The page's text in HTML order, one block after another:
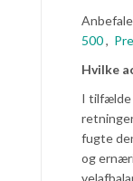
500,
Hvilke
I tilfælde
fugte
og